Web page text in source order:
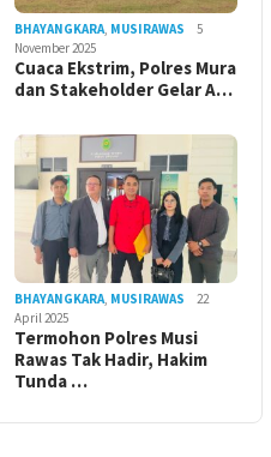
BHAYANGKARA, MUSIRAWAS
5
November 2025
Cuaca Ekstrim, Polres Mura
dan Stakeholder Gelar A…
BHAYANGKARA, MUSIRAWAS
22
April 2025
Termohon Polres Musi
Rawas Tak Hadir, Hakim
Tunda …